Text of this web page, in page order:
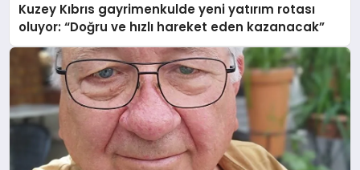
Kuzey Kıbrıs gayrimenkulde yeni yatırım rotası
oluyor: “Doğru ve hızlı hareket eden kazanacak”